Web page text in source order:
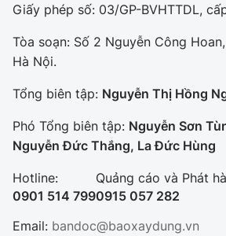
Giấy phép số: 03/GP-BVHTTDL,
Tòa soạn: Số 2 Nguyễn Công
Hà Nội.
Tổng biên tập: Nguyễn Thị Hồng
Phó Tổng biên tập: Nguyễn Sơn
Nguyễn Đức Thắng, La Đức Hùng
Hotline:
0901 514 799
Quảng cáo và Phát
0915 057 282
Email: bandoc@baoxaydung.vn